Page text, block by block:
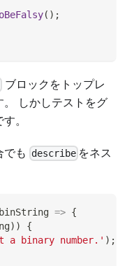
( ) ;
ブロックをトップレ
しかしテストをグ
。
でも describe をネス
binString => {
) )
{
a binary number.' ) ;